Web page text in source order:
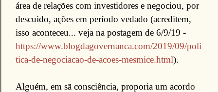
área de relações com investidores e negociou, por
descuido, ações em período vedado (acreditem,
isso aconteceu... veja na postagem de 6/9/19 -
https://www.blogdagovernanca.com/2019/09/poli
tica-de-negociacao-de-acoes-mesmice.html).
Alguém, em sã consciência, proporia um acordo